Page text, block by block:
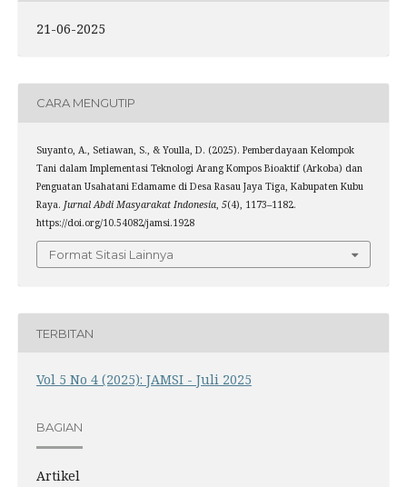
21-06-2025
CARA MENGUTIP
Suyanto, A., Setiawan, S., & Youlla, D. (2025). Pemberdayaan Kelompok
Tani dalam Implementasi Teknologi Arang Kompos Bioaktif (Arkoba) dan
Penguatan Usahatani Edamame di Desa Rasau Jaya Tiga, Kabupaten Kubu
Raya. Jurnal Abdi Masyarakat Indonesia, 5(4), 1173–1182.
https://doi.org/10.54082/jamsi.1928
Format Sitasi Lainnya
TERBITAN
Vol 5 No 4 (2025): JAMSI - Juli 2025
BAGIAN
Artikel